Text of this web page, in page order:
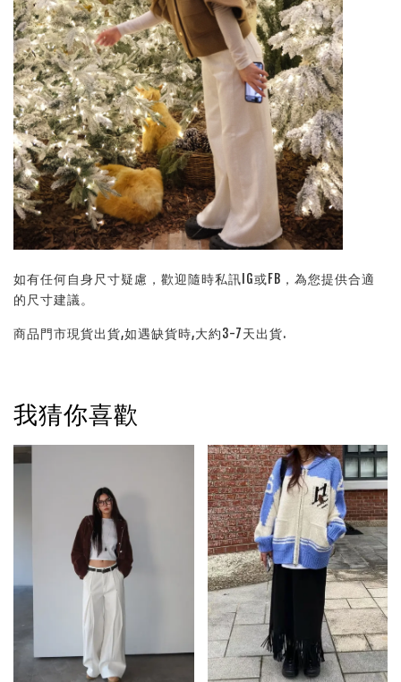
如有任何自身尺寸疑慮，歡迎隨時私訊IG或FB，為您提供合適
的尺寸建議。
商品門市現貨出貨,如遇缺貨時,大約3-7天出貨.
我猜你喜歡